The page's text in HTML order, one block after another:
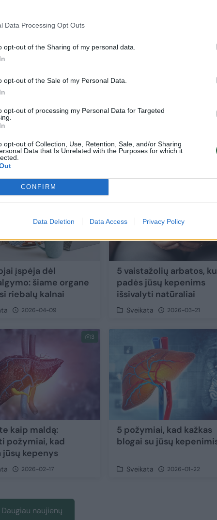
Data Processing Opt Outs
opt-out of the Sharing of my personal data.
opt-out of the Sale of my Personal Data.
opt-out of processing my Personal Data for Targeted
opt-out of Collection, Use, Retention, Sale, and/or Sharing
Data that Is Unrelated with the Purposes for which it
CONFIRM
Data Deletion Data Access Privacy Policy
Sveikata 2026-05-19
2
įspėja dėl
šiame organe
riebalų kalnai
2026-04-09
5 vaistažolių arbatos,
padės jūsų kepenims
išsivalyti natūraliai
Sveikata 2026-03-21
3
kaip maldą:
požymiai, kad
jūsų kepenys
2026-02-17
5 požymiai, kad kažkas
blogai su jūsų
Sveikata 2026-01-22
Daugiau naujienų